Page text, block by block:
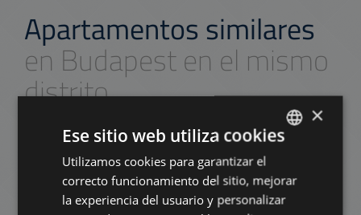
Apartamentos similares
en Budapest en el mismo
distrito
AÑADIR A LA LISTA
ENGLISH
HUNGARIAN
×
Ese sitio web utiliza cookies
Utilizamos cookies para garantizar el
correcto funcionamiento del sitio, mejorar
la experiencia del usuario y personalizar